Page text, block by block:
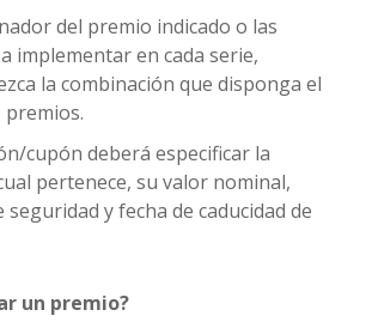
del premio indicado o las
implementar en cada serie,
la combinación que disponga el
cupón deberá especificar la
pertenece, su valor nominal,
y fecha de caducidad de
un premio?